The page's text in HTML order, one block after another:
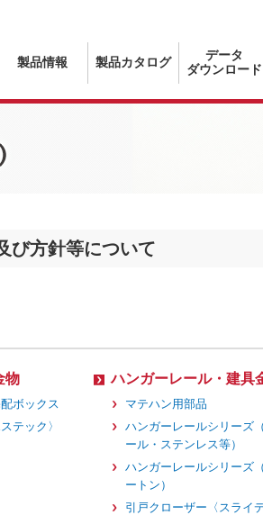
製品情報 製品カタログ
データ
ダウンロード
び方針等について
物
ボックス
テック〉
ハンガーレール・建具
マテハン用部品
ハンガーレールシリーズ
ール・ステンレス等）
ハンガーレールシリーズ
ートン）
引戸クローザー〈スライ